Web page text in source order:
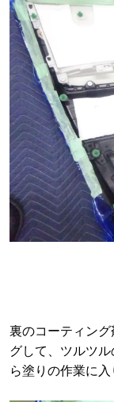
裏のコーティン
グして、ツルツ
ら塗りの作業に入